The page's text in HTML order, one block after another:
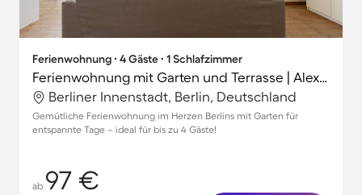
Ferienwohnung ∙ 4 Gäste ∙ 1 Schlafzimmer
Ferienwohnung mit Garten und Terrasse | Alexanderplatz-Nähe | Perfekt für die Arbeit von Zuhause
Berliner Innenstadt, Berlin, Deutschland
Gemütliche Ferienwohnung im Herzen Berlins mit Garten für
entspannte Tage – ideal für bis zu 4 Gäste!
ab 97 €